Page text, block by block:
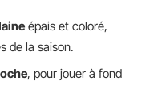
épais et coloré,
de la saison.
, pour jouer à fond